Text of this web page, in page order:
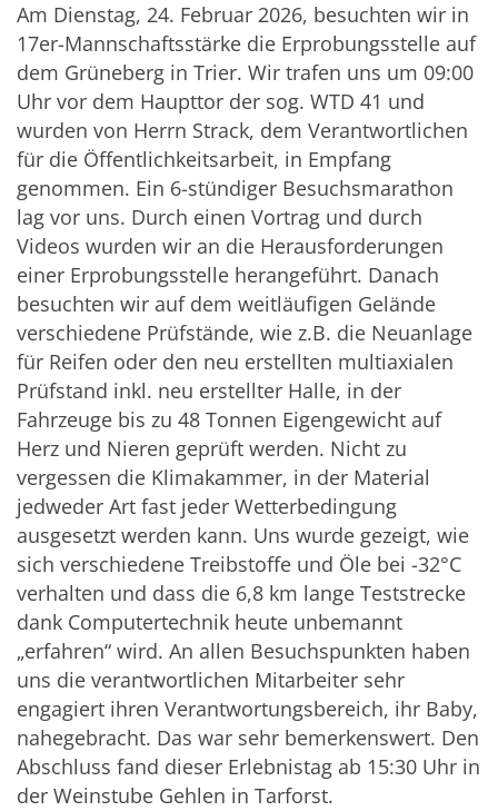
Am Dienstag, 24. Februar 2026, besuchten wir in
17er-Mannschaftsstärke die Erprobungsstelle auf
dem Grüneberg in Trier. Wir trafen uns um 09:00
Uhr vor dem Haupttor der sog. WTD 41 und
wurden von Herrn Strack, dem Verantwortlichen
für die Öffentlichkeitsarbeit, in Empfang
genommen. Ein 6-stündiger Besuchsmarathon
lag vor uns. Durch einen Vortrag und durch
Videos wurden wir an die Herausforderungen
einer Erprobungsstelle herangeführt. Danach
besuchten wir auf dem weitläufigen Gelände
verschiedene Prüfstände, wie z.B. die Neuanlage
für Reifen oder den neu erstellten multiaxialen
Prüfstand inkl. neu erstellter Halle, in der
Fahrzeuge bis zu 48 Tonnen Eigengewicht auf
Herz und Nieren geprüft werden. Nicht zu
vergessen die Klimakammer, in der Material
jedweder Art fast jeder Wetterbedingung
ausgesetzt werden kann. Uns wurde gezeigt, wie
sich verschiedene Treibstoffe und Öle bei -32°C
verhalten und dass die 6,8 km lange Teststrecke
dank Computertechnik heute unbemannt
„erfahren“ wird. An allen Besuchspunkten haben
uns die verantwortlichen Mitarbeiter sehr
engagiert ihren Verantwortungsbereich, ihr Baby,
nahegebracht. Das war sehr bemerkenswert. Den
Abschluss fand dieser Erlebnistag ab 15:30 Uhr in
der Weinstube Gehlen in Tarforst.